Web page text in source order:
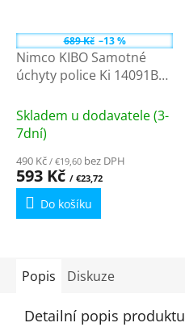
689 Kč –13 %
Nimco KIBO Samotné
úchyty police Ki 14091BS-
Skladem u dodavatele (3-
7dní)
490 Kč / €19,60 bez DPH
593 Kč / €23,72
Do košíku
Popis Diskuze
Detailní popis produktu